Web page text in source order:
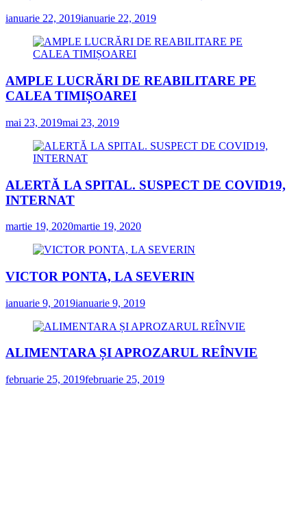
ianuarie 22, 2019ianuarie 22, 2019
AMPLE LUCRĂRI DE REABILITARE PE
CALEA TIMIȘOAREI
mai 23, 2019mai 23, 2019
ALERTĂ LA SPITAL. SUSPECT DE COVID19,
INTERNAT
martie 19, 2020martie 19, 2020
VICTOR PONTA, LA SEVERIN
ianuarie 9, 2019ianuarie 9, 2019
ALIMENTARA ȘI APROZARUL REÎNVIE
februarie 25, 2019februarie 25, 2019